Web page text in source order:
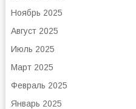
Ноябрь 2025
Август 2025
Июль 2025
Март 2025
Февраль 2025
Январь 2025